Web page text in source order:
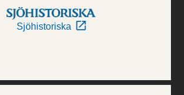
Sjöhistoriska